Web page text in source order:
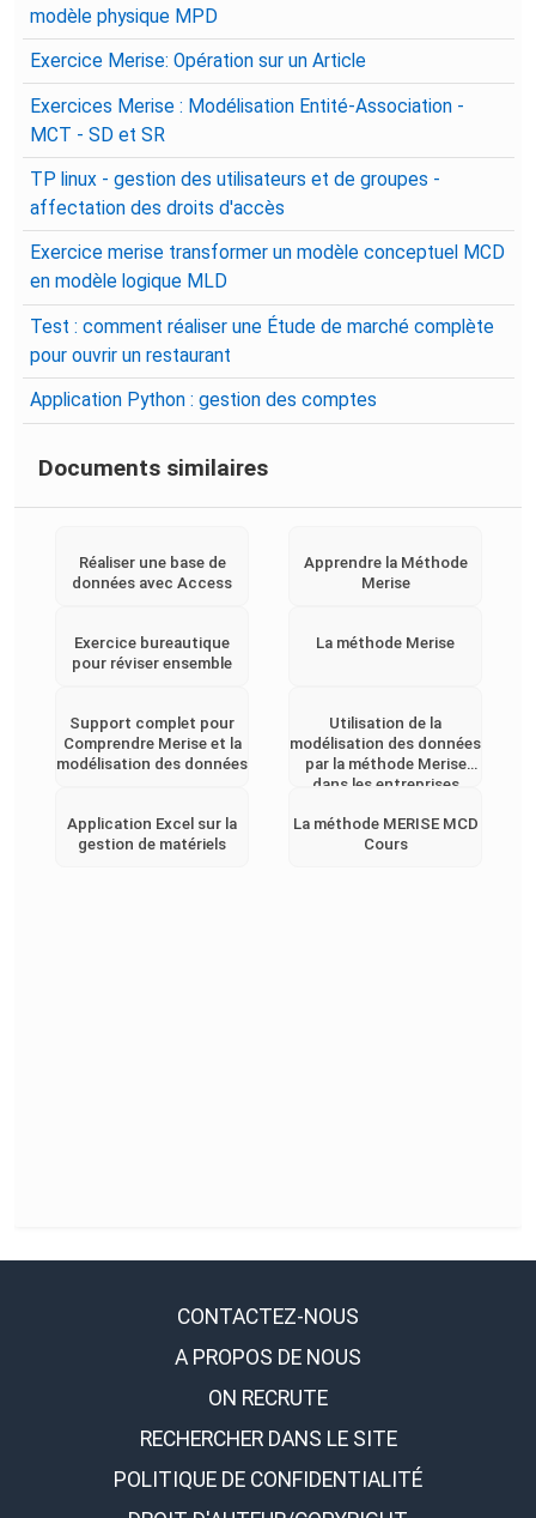
modèle physique MPD
Exercice Merise: Opération sur un Article
Exercices Merise : Modélisation Entité-Association -
MCT - SD et SR
TP linux - gestion des utilisateurs et de groupes -
affectation des droits d'accès
Exercice merise transformer un modèle conceptuel MCD
en modèle logique MLD
Test : comment réaliser une Étude de marché complète
pour ouvrir un restaurant
Application Python : gestion des comptes
Documents similaires
Réaliser une base de
données avec Access
Apprendre la Méthode
Merise
Exercice bureautique
pour réviser ensemble
La méthode Merise
Support complet pour
Comprendre Merise et la
modélisation des données
Utilisation de la
modélisation des données
par la méthode Merise
dans les entreprises
Application Excel sur la
gestion de matériels
La méthode MERISE MCD
Cours
CONTACTEZ-NOUS
A PROPOS DE NOUS
ON RECRUTE
RECHERCHER DANS LE SITE
POLITIQUE DE CONFIDENTIALITÉ